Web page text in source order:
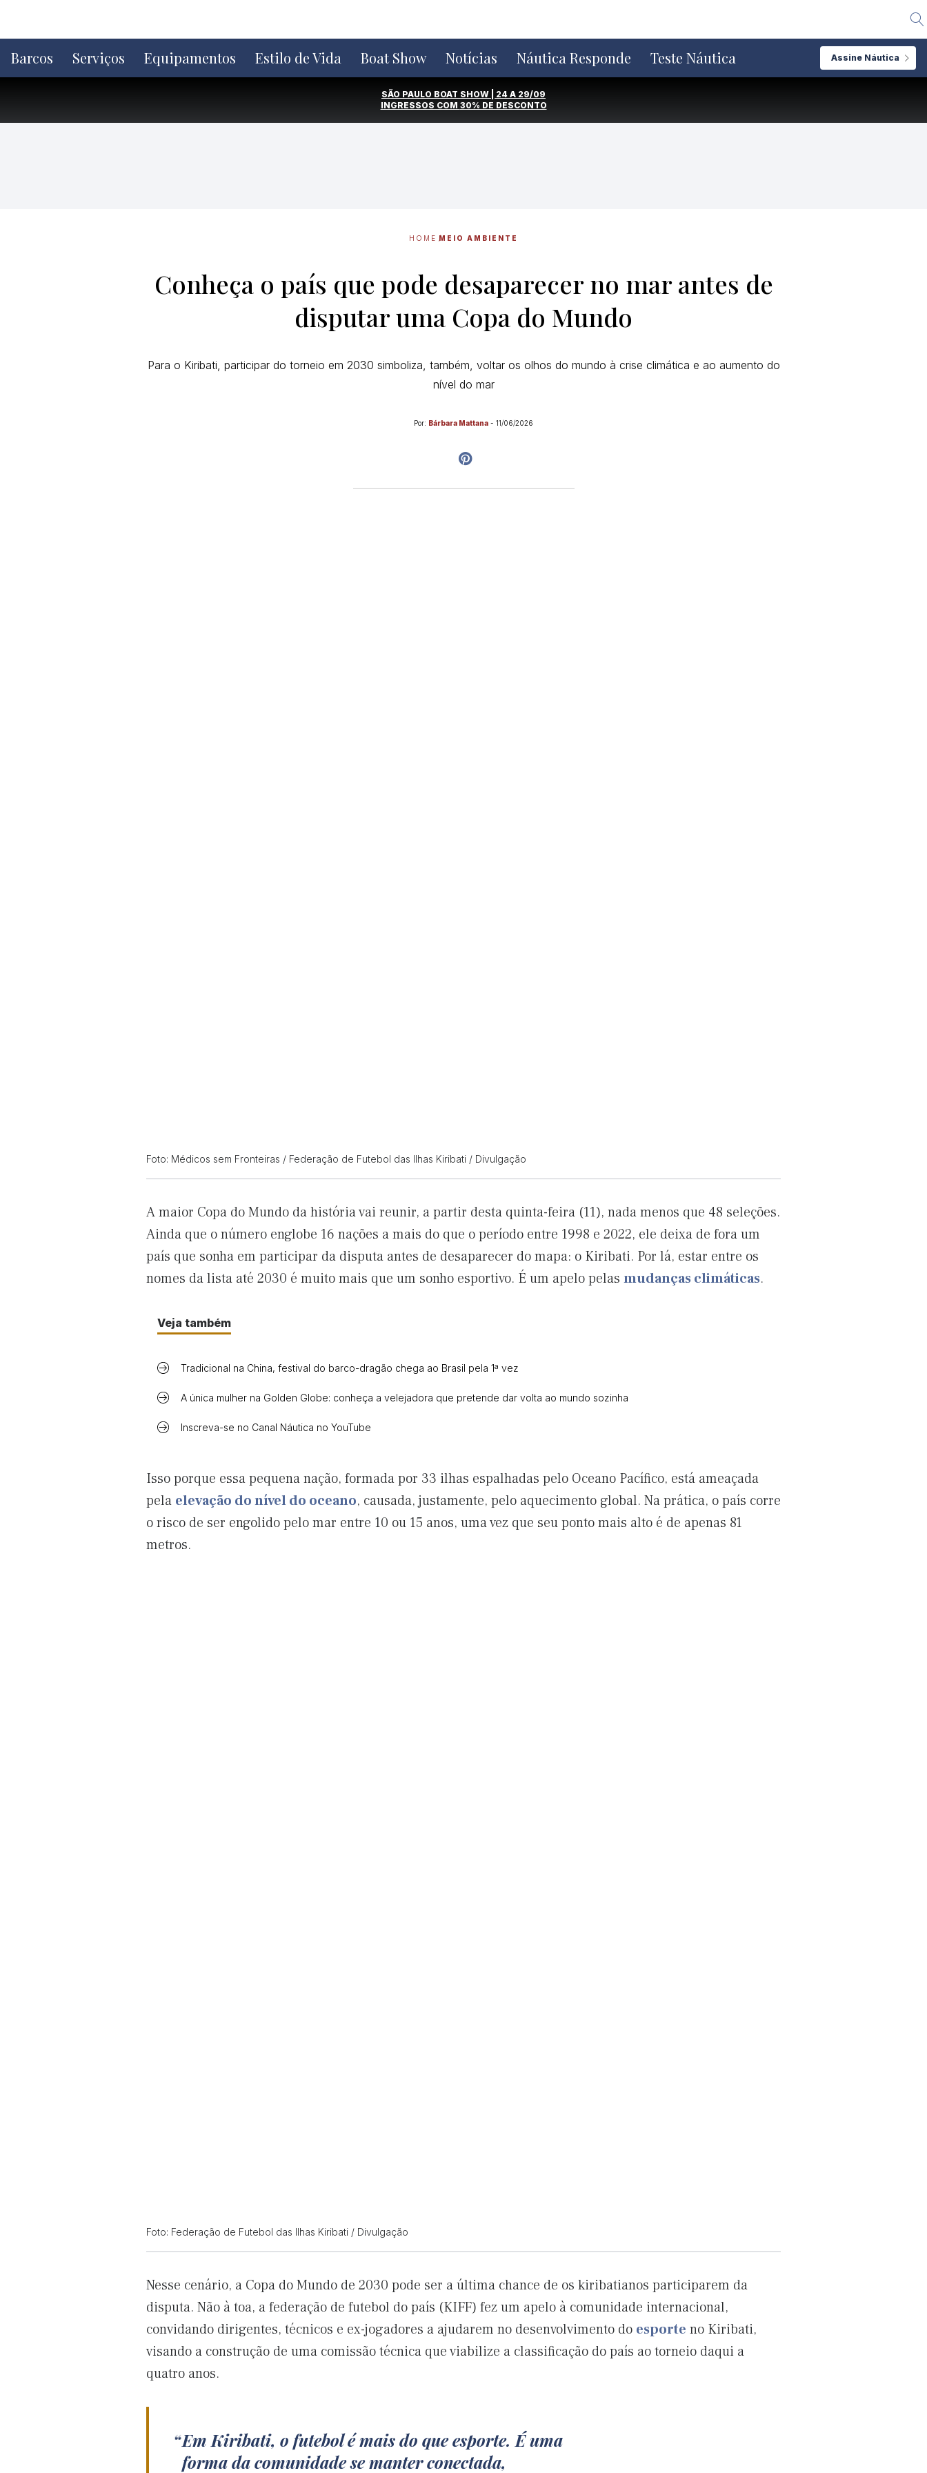
o
conteúdo
Barcos Serviços Equipamentos Estilo de Vida Boat Show Notícias Náutica Responde Teste Náutica Assine Náutica
SÃO PAULO BOAT SHOW | 24 A 29/09
INGRESSOS COM 30% DE DESCONTO
HOME MEIO AMBIENTE
Conheça o país que pode desaparecer no mar antes de
disputar uma Copa do Mundo
Para o Kiribati, participar do torneio em 2030 simboliza, também, voltar os olhos do mundo à crise climática e ao aumento do
nível do mar
Por: Bárbara Mattana - 11/06/2026
Foto: Médicos sem Fronteiras / Federação de Futebol das Ilhas Kiribati / Divulgação
A maior Copa do Mundo da história vai reunir, a partir desta quinta-feira (11), nada menos que 48 seleções.
Ainda que o número englobe 16 nações a mais do que o período entre 1998 e 2022, ele deixa de fora um
país que sonha em participar da disputa antes de desaparecer do mapa: o Kiribati. Por lá, estar entre os
nomes da lista até 2030 é muito mais que um sonho esportivo. É um apelo pelas mudanças climáticas.
Veja também
Tradicional na China, festival do barco-dragão chega ao Brasil pela 1ª vez
A única mulher na Golden Globe: conheça a velejadora que pretende dar volta ao mundo sozinha
Inscreva-se no Canal Náutica no YouTube
Isso porque essa pequena nação, formada por 33 ilhas espalhadas pelo Oceano Pacífico, está ameaçada
pela elevação do nível do oceano, causada, justamente, pelo aquecimento global. Na prática, o país corre
o risco de ser engolido pelo mar entre 10 ou 15 anos, uma vez que seu ponto mais alto é de apenas 81
metros.
Foto: Federação de Futebol das Ilhas Kiribati / Divulgação
Nesse cenário, a Copa do Mundo de 2030 pode ser a última chance de os kiribatianos participarem da
disputa. Não à toa, a federação de futebol do país (KIFF) fez um apelo à comunidade internacional,
convidando dirigentes, técnicos e ex-jogadores a ajudarem no desenvolvimento do esporte no Kiribati,
visando a construção de uma comissão técnica que viabilize a classificação do país ao torneio daqui a
quatro anos.
Em Kiribati, o futebol é mais do que esporte. É uma
forma da comunidade se manter conectada,